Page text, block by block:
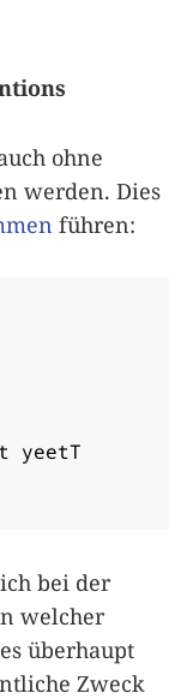
ohne
werden. Dies
führen:
yeetT
bei der
welcher
überhaupt
Zweck